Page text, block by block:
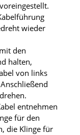
wieder
den
halten,
von links
entnehmen
für den
die Klinge für